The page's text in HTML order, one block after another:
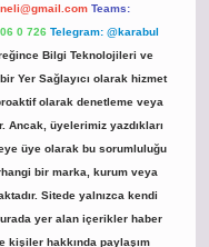
Teams:
0 726 Telegram: @karabul
Bilgi Teknolojileri ve
Yer Sağlayıcı olarak hizmet
olarak denetleme veya
Ancak, üyelerimiz yazdıkları
üye olarak bu sorumluluğu
bir marka, kurum veya
Sitede yalnızca kendi
yer alan içerikler haber
kişiler hakkında paylaşım